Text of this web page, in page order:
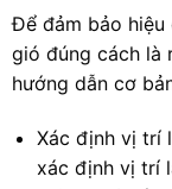
Để đảm bảo
gió đúng cách là
hướng dẫn cơ
Xác định vị trí
xác định vị trí